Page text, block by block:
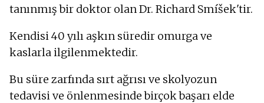
tanınmış bir doktor olan Dr. Richard Smíšek'tir.
Kendisi 40 yılı aşkın süredir omurga ve
kaslarla ilgilenmektedir.
Bu süre zarfında sırt ağrısı ve skolyozun
tedavisi ve önlenmesinde birçok başarı elde